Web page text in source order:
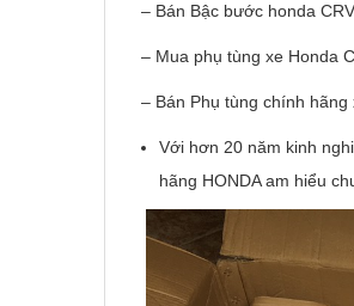
– Bán Bậc bước honda
– Mua phụ tùng xe Honda
– Bán Phụ tùng chính
Với hơn 20 năm kinh
hãng HONDA am hiểu